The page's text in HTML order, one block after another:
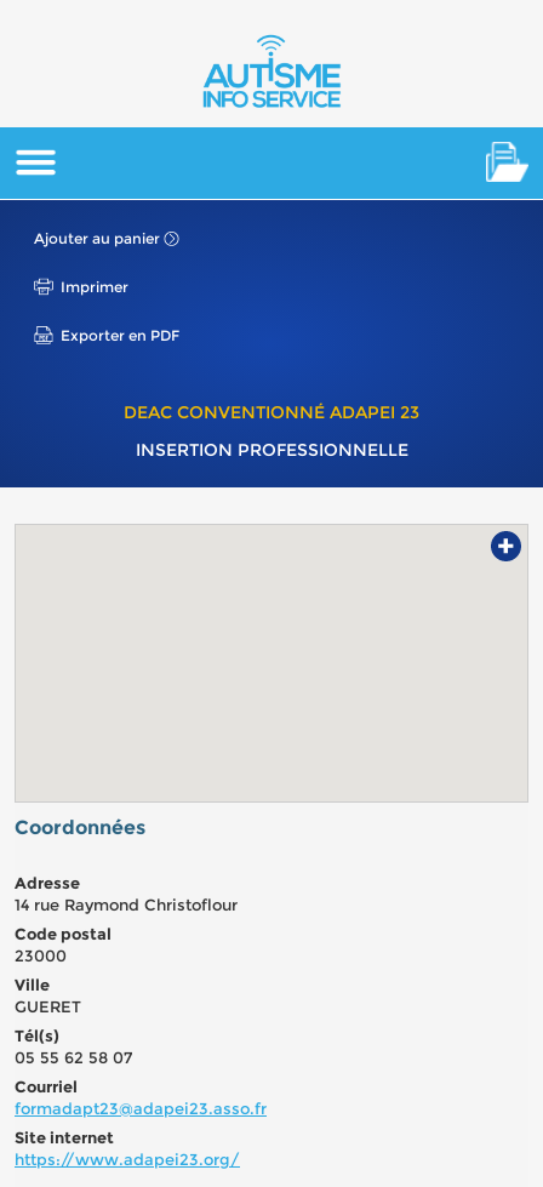
Ajouter au panier
Imprimer
Exporter en PDF
DEAC CONVENTIONNÉ ADAPEI 23
INSERTION PROFESSIONNELLE
+
Coordonnées
Adresse
14 rue Raymond Christoflour
Code postal
23000
Ville
GUERET
Tél(s)
05 55 62 58 07
Courriel
formadapt23@adapei23.asso.fr
Site internet
https://www.adapei23.org/